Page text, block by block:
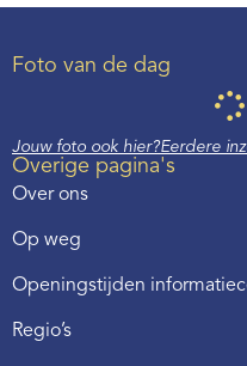
Foto van de dag
Jouw foto ook hier?Eerdere
Overige pagina's
Over ons
Op weg
Openingstijden
Regio’s